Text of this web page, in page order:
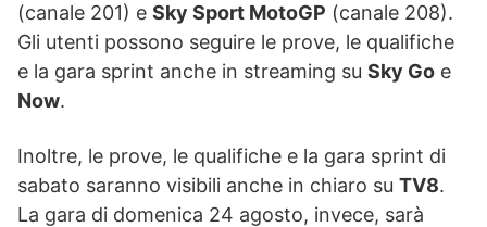
(canale 201) e Sky Sport MotoGP (canale 208).
Gli utenti possono seguire le prove, le qualifiche
e la gara sprint anche in streaming su Sky Go e
Now.
Inoltre, le prove, le qualifiche e la gara sprint di
sabato saranno visibili anche in chiaro su TV8.
La gara di domenica 24 agosto, invece, sarà